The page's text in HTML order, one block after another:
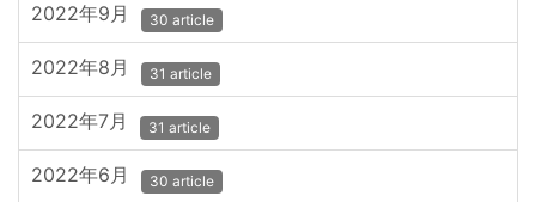
2022年9月 30 article
2022年8月 31 article
2022年7月 31 article
2022年6月 30 article